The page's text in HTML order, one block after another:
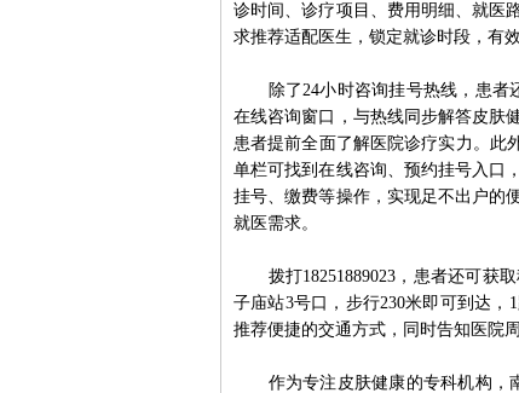
诊时间、诊疗项目、费用明细、就医
求推荐适配医生，锁定就诊时段，有
除了24小时咨询挂号热线，患者还
在线咨询窗口，与热线同步解答皮肤
患者提前全面了解医院诊疗实力。此
单栏可找到在线咨询、预约挂号入口
挂号、缴费等操作，实现足不出户的
就医需求。
拨打18251889023，患者还可获取
子庙站3号口，步行230米即可到达，
推荐便捷的交通方式，同时告知医院
作为专注皮肤健康的专科机构，